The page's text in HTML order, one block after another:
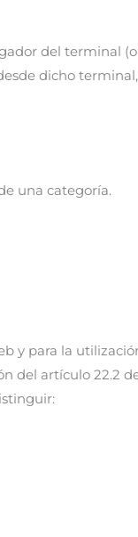
del terminal
dicho
una categoría.
y para la
artículo 22.2